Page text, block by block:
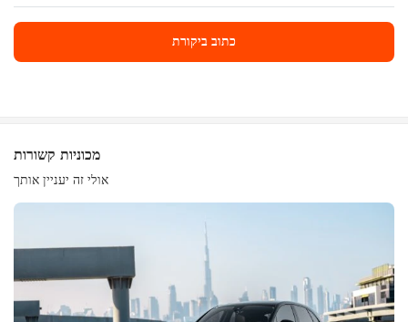
כתוב ביקורת
מכוניות קשורות
אולי זה יעניין אותך